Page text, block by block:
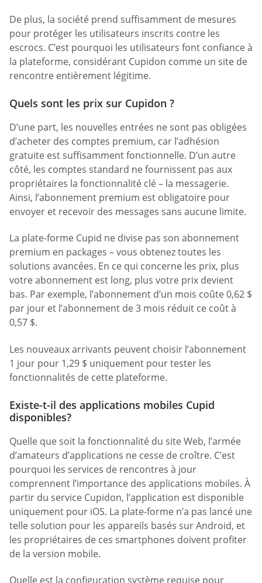
De plus, la société prend suffisamment de mesures
pour protéger les utilisateurs inscrits contre les
escrocs. C’est pourquoi les utilisateurs font confiance à
la plateforme, considérant Cupidon comme un site de
rencontre entièrement légitime.
Quels sont les prix sur Cupidon ?
D’une part, les nouvelles entrées ne sont pas obligées
d’acheter des comptes premium, car l’adhésion
gratuite est suffisamment fonctionnelle. D’un autre
côté, les comptes standard ne fournissent pas aux
propriétaires la fonctionnalité clé – la messagerie.
Ainsi, l’abonnement premium est obligatoire pour
envoyer et recevoir des messages sans aucune limite.
La plate-forme Cupid ne divise pas son abonnement
premium en packages – vous obtenez toutes les
solutions avancées. En ce qui concerne les prix, plus
votre abonnement est long, plus votre prix devient
bas. Par exemple, l’abonnement d’un mois coûte 0,62 $
par jour et l’abonnement de 3 mois réduit ce coût à
0,57 $.
Les nouveaux arrivants peuvent choisir l’abonnement
1 jour pour 1,29 $ uniquement pour tester les
fonctionnalités de cette plateforme.
Existe-t-il des applications mobiles Cupid
disponibles?
Quelle que soit la fonctionnalité du site Web, l’armée
d’amateurs d’applications ne cesse de croître. C’est
pourquoi les services de rencontres à jour
comprennent l’importance des applications mobiles. À
partir du service Cupidon, l’application est disponible
uniquement pour iOS. La plate-forme n’a pas lancé une
telle solution pour les appareils basés sur Android, et
les propriétaires de ces smartphones doivent profiter
de la version mobile.
Quelle est la configuration système requise pour